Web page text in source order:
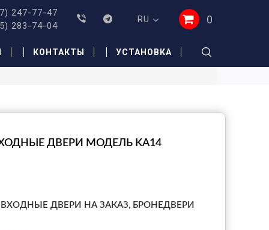
247-77-47
283-74-04
RU 0
КОНТАКТЫ УСТАНОВКА
ДВЕРИ МОДЕЛЬ KA14
ВХОДНЫЕ ДВЕРИ НА ЗАКАЗ, БРОНЕДВЕРИ